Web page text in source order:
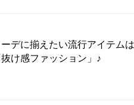
デに揃えたい流行アイテム
け感ファッション」♪